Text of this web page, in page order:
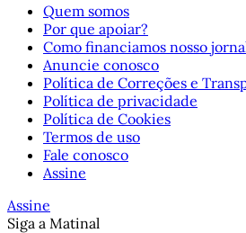
Quem somos
Por que apoiar?
Como financiamos nosso
Anuncie conosco
Política de Correções e
Política de privacidade
Política de Cookies
Termos de uso
Fale conosco
Assine
Assine
Siga a Matinal